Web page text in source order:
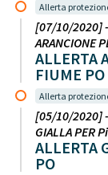
Allerta
[07/10/2020] -
ARANCIONE
ALLERTA
FIUME PO
Allerta
[05/10/2020] -
GIALLA PER
ALLERTA
PO